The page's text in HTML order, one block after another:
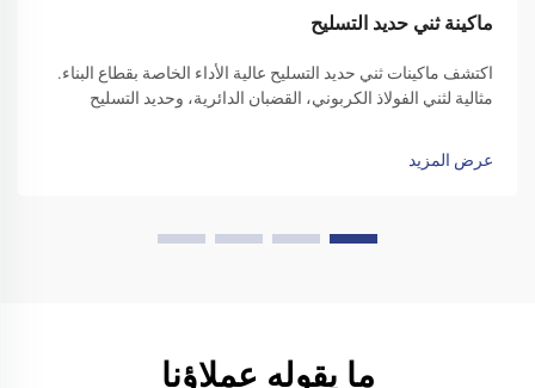
ماكينة ثني حديد التسليح
اكتشف ماكينات ثني حديد التسليح عالية الأداء الخاصة بقطاع البناء.
مثالية لثني الفولاذ الكربوني، القضبان الدائرية، وحديد التسليح
عرض المزيد
ما يقوله عملاؤنا